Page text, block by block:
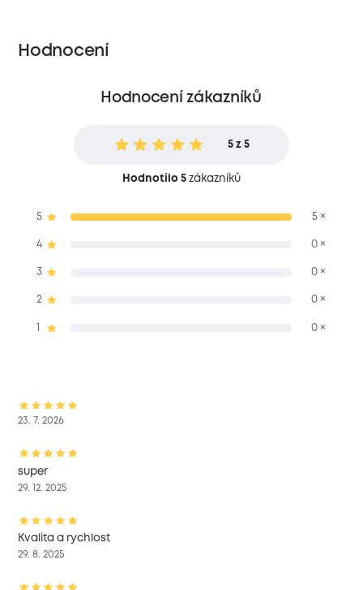
Hodnocení
Hodnocení zákazníků
5 z 5
Hodnotilo 5zákazníků
5 5 ×
4 0 ×
3 0 ×
2 0 ×
0 ×
23. 7. 2026
super
29. 12. 2025
Kvalita a rychlost
29. 8. 2025